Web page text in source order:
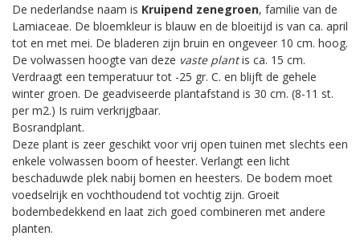
De nederlandse naam is Kruipend zenegroen, familie van de
Lamiaceae. De bloemkleur is blauw en de bloeitijd is van ca. april
tot en met mei. De bladeren zijn bruin en ongeveer 10 cm. hoog.
De volwassen hoogte van deze vaste plantis ca. 15 cm.
Verdraagt een temperatuur tot -25 gr. C. en blijft de gehele
winter groen. De geadviseerde plantafstand is 30 cm. (8-11 st.
per m2.) Is ruim verkrijgbaar.
Bosrandplant.
Deze plant is zeer geschikt voor vrij open tuinen met slechts een
enkele volwassen boom of heester. Verlangt een licht
beschaduwde plek nabij bomen en heesters. De bodem moet
voedselrijk en vochthoudend tot vochtig zijn. Groeit
bodembedekkend en laat zich goed combineren met andere
planten.